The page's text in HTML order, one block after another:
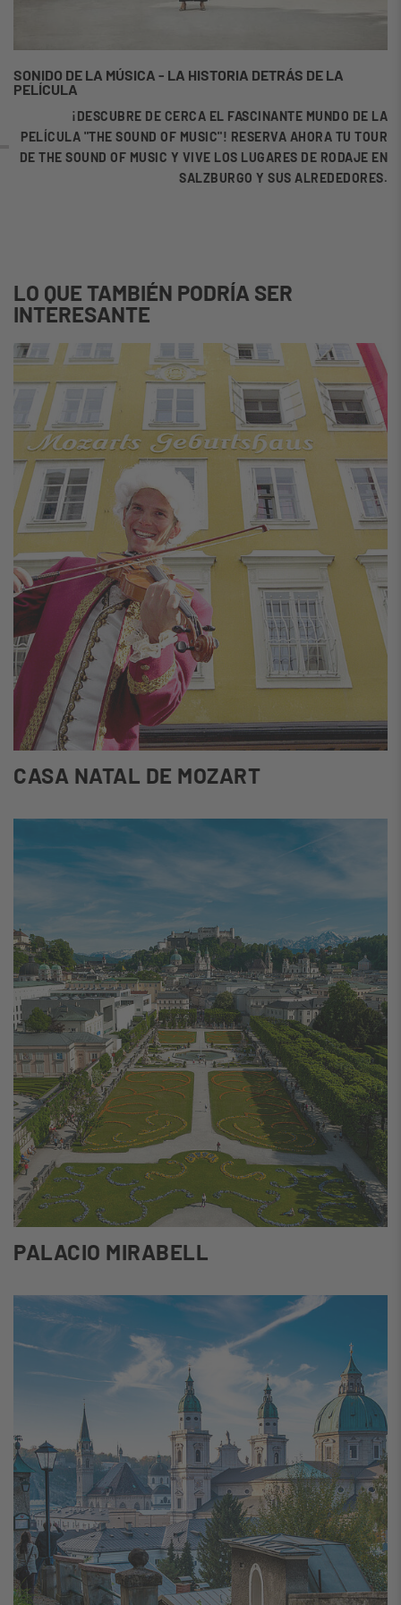
SONIDO DE LA MÚSICA - LA HISTORIA DETRÁS DE LA
PELÍCULA
¡DESCUBRE DE CERCA EL FASCINANTE MUNDO DE LA
PELÍCULA "THE SOUND OF MUSIC"! RESERVA AHORA TU TOUR
DE THE SOUND OF MUSIC Y VIVE LOS LUGARES DE RODAJE EN
SALZBURGO Y SUS ALREDEDORES.
LO QUE TAMBIÉN PODRÍA SER
INTERESANTE
CASA NATAL DE MOZART
PALACIO MIRABELL